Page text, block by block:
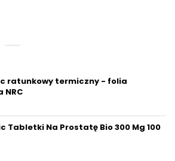
ratunkowy termiczny - folia
NRC
Tabletki Na Prostatę Bio 300 Mg 100